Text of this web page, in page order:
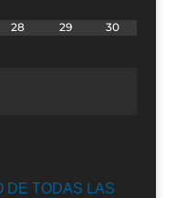
28 29 30
DE TODAS LAS